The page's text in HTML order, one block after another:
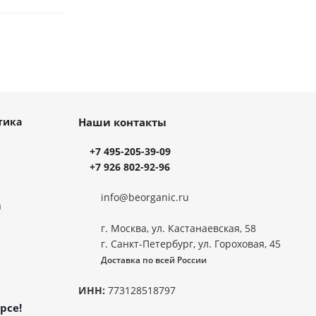
Наши контакты
+7 495-205-39-09
+7 926 802-92-96
info@beorganic.ru
г. Москва, ул. Кастанаевская, 58
г. Санкт-Петербург, ул. Гороховая, 45
Доставка по всей России
ИНН: 773128518797